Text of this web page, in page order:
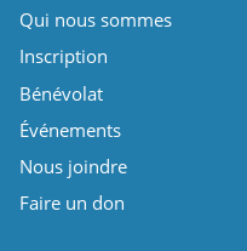
Qui nous sommes
Inscription
Bénévolat
Événements
Nous joindre
Faire un don